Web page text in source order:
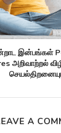
திரள்கள்